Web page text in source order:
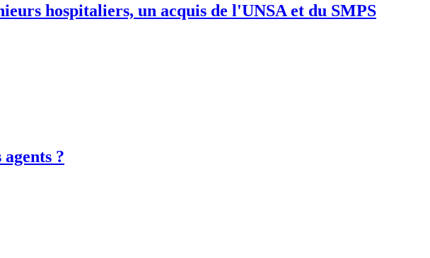
hospitaliers, un acquis de l'UNSA et du SMPS
?